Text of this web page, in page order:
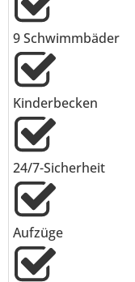
9 Schwimmbäder
Kinderbecken
24/7-Sicherheit
Aufzüge